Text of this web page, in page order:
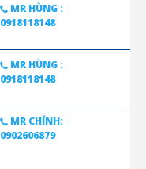
MR HÙNG :
0918118148
MR HÙNG :
0918118148
MR CHÍNH:
0902606879